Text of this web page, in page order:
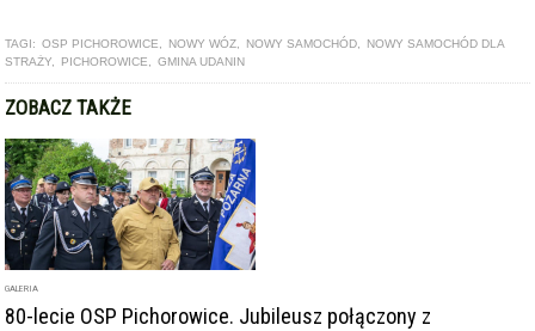
TAGI: OSP PICHOROWICE NOWY WÓZ NOWY SAMOCHÓD
NOWY SAMOCHÓD DLA
STRAŻY
PICHOROWICE GMINA UDANIN
ZOBACZ TAKŻE
GALERIA
80-lecie OSP Pichorowice. Jubileusz połączony z